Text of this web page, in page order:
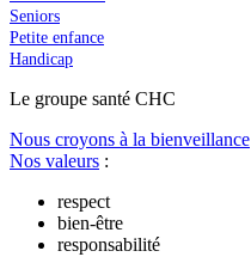
Seniors
Petite enfance
Handicap
Le groupe santé CHC
Nous croyons à la bienveillance
Nos valeurs :
respect
bien-être
responsabilité